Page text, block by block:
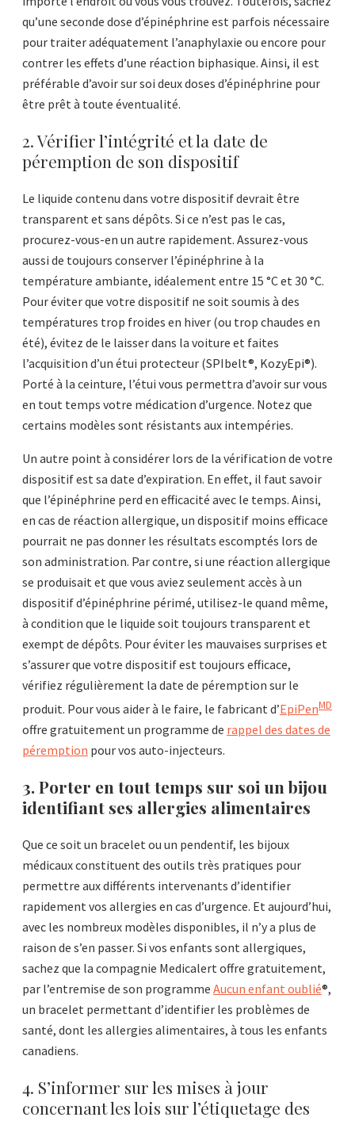
qu’une seconde dose d’épinéphrine est parfois nécessaire
pour traiter adéquatement l’anaphylaxie ou encore pour
contrer les effets d’une réaction biphasique. Ainsi, il est
préférable d’avoir sur soi deux doses d’épinéphrine pour
être prêt à toute éventualité.
2. Vérifier l’intégrité et la date de
péremption de son dispositif
Le liquide contenu dans votre dispositif devrait être
transparent et sans dépôts. Si ce n’est pas le cas,
procurez-vous-en un autre rapidement. Assurez-vous
aussi de toujours conserver l’épinéphrine à la
température ambiante, idéalement entre 15 °C et 30 °C.
Pour éviter que votre dispositif ne soit soumis à des
températures trop froides en hiver (ou trop chaudes en
été), évitez de le laisser dans la voiture et faites
l’acquisition d’un étui protecteur (SPIbelt®, KozyEpi®).
Porté à la ceinture, l’étui vous permettra d’avoir sur vous
en tout temps votre médication d’urgence. Notez que
certains modèles sont résistants aux intempéries.
Un autre point à considérer lors de la vérification de votre
dispositif est sa date d’expiration. En effet, il faut savoir
que l’épinéphrine perd en efficacité avec le temps. Ainsi,
en cas de réaction allergique, un dispositif moins efficace
pourrait ne pas donner les résultats escomptés lors de
son administration. Par contre, si une réaction allergique
se produisait et que vous aviez seulement accès à un
dispositif d’épinéphrine périmé, utilisez-le quand même,
à condition que le liquide soit toujours transparent et
exempt de dépôts. Pour éviter les mauvaises surprises et
s’assurer que votre dispositif est toujours efficace,
vérifiez régulièrement la date de péremption sur le
produit. Pour vous aider à le faire, le fabricant d’EpiPenMD
offre gratuitement un programme de rappel des dates de
péremption pour vos auto-injecteurs.
3. Porter en tout temps sur soi un bijou
identifiant ses allergies alimentaires
Que ce soit un bracelet ou un pendentif, les bijoux
médicaux constituent des outils très pratiques pour
permettre aux différents intervenants d’identifier
rapidement vos allergies en cas d’urgence. Et aujourd’hui,
avec les nombreux modèles disponibles, il n’y a plus de
raison de s’en passer. Si vos enfants sont allergiques,
sachez que la compagnie Medicalert offre gratuitement,
par l’entremise de son programme Aucun enfant oublié®,
un bracelet permettant d’identifier les problèmes de
santé, dont les allergies alimentaires, à tous les enfants
canadiens.
4. S’informer sur les mises à jour
concernant les lois sur l’étiquetage des